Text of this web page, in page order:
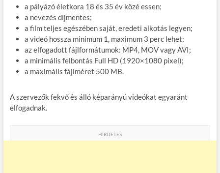
a pályázó életkora 18 és 35 év közé essen;
a nevezés díjmentes;
a film teljes egészében saját, eredeti alkotás legyen;
a videó hossza minimum 1, maximum 3 perc lehet;
az elfogadott fájlformátumok: MP4, MOV vagy AVI;
a minimális felbontás Full HD (1920×1080 pixel);
a maximális fájlméret 500 MB.
A szervezők fekvő és álló képarányú videókat egyaránt
elfogadnak.
HIRDETÉS